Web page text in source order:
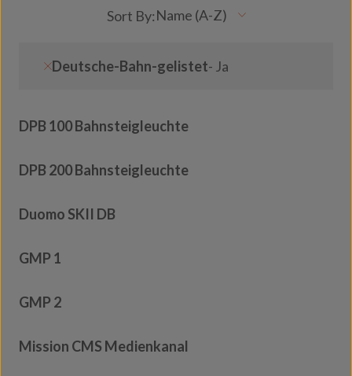
Deutsche-Bahn-gelistet- Ja
DPB 100 Bahnsteigleuchte
DPB 200 Bahnsteigleuchte
Duomo SKII DB
GMP 1
GMP 2
Mission CMS Medienkanal